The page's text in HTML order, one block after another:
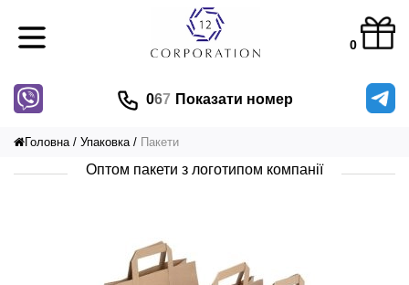
0
067 Показати номер
Головна Упаковка Пакети
Оптом пакети з логотипом компанії